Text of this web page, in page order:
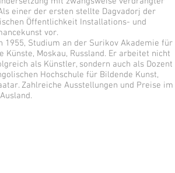
einer der ersten stellte Dagvadorj der
Öffentlichkeit Installations- und
vor.
1955, Studium an der Surikov Akademie für
Künste, Moskau, Russland. Er arbeitet nicht
als Künstler, sondern auch als Dozent
Hochschule für Bildende Kunst,
Zahlreiche Ausstellungen und Preise im